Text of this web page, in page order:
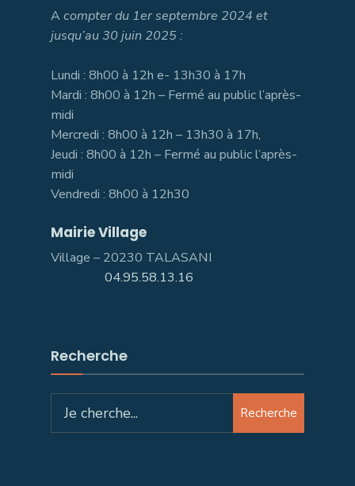
Acompter du 1er septembre 2024 et
jusqu’au 30 juin 2025 :
Lundi : 8h00 à 12h e- 13h30 à 17h
Mardi : 8h00 à 12h – Fermé au public l’après-
midi
Mercredi : 8h00 à 12h – 13h30 à 17h,
Jeudi : 8h00 à 12h – Fermé au public l’après-
midi
Vendredi : 8h00 à 12h30
Mairie Village
Village – 20230 TALASANI
04.95.58.13.16
Recherche
Recherche